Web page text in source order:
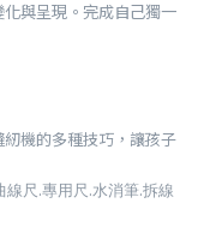
與呈現。完成自己獨一
機的多種技巧，讓孩子
線尺 .專用尺 .水消筆.拆線